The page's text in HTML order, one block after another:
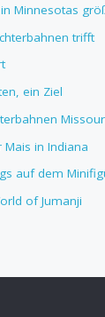
Minnesotas
trifft
ein Ziel
in Indiana
auf dem
of Jumanji